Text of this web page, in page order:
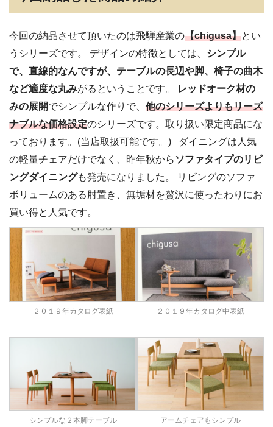
今回の納品させて頂いたのは飛騨産業の【chigusa】とい
うシリーズです。 デザインの特徴としては、 シンプル
で、直線的なんですが、テーブルの長辺や脚、椅子の曲木
など適度な丸みがるということです。
レッドオーク材の
みの展開でシンプルな作りで、 他のシリーズよりもリーズ
ナブルな価格設定のシリーズです。取り扱い限定商品にな
っております。(当店取扱可能です。) ダイニングは人気
の軽量チェアだけでなく、昨年秋から ソファタイプのリビ
ングダイニングも発売になりました。 リビングのソファ
ボリュームのある肘置き、無垢材を贅沢に使ったわりにお
買い得と人気です。
２０１９年カタログ表紙 ２０１９年カタログ中表紙
シンプルな２本脚テーブル アームチェアもシンプル